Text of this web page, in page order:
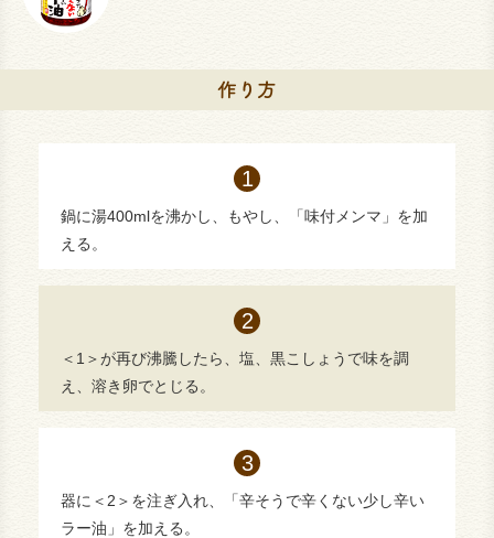
鍋に湯400mlを沸かし、もやし、「味付メンマ」を加
える。
＜1＞が再び沸騰したら、塩、黒こしょうで味を調
え、溶き卵でとじる。
器に＜2＞を注ぎ入れ、「辛そうで辛くない少し辛い
ラー油」を加える。